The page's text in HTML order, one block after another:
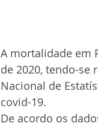
A mortalidade em
de 2020, tendo-se
Nacional de
covid-19.
De acordo os